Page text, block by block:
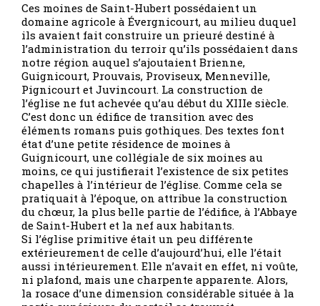
Ces moines de Saint-Hubert possédaient un
domaine agricole à Évergnicourt, au milieu duquel
ils avaient fait construire un prieuré destiné à
l’administration du terroir qu’ils possédaient dans
notre région auquel s’ajoutaient Brienne,
Guignicourt, Prouvais, Proviseux, Menneville,
Pignicourt et Juvincourt. La construction de
l’église ne fut achevée qu’au début du XIIIe siècle.
C’est donc un édifice de transition avec des
éléments romans puis gothiques. Des textes font
état d’une petite résidence de moines à
Guignicourt, une collégiale de six moines au
moins, ce qui justifierait l’existence de six petites
chapelles à l’intérieur de l’église. Comme cela se
pratiquait à l’époque, on attribue la construction
du chœur, la plus belle partie de l’édifice, à l’Abbaye
de Saint-Hubert et la nef aux habitants.
Si l’église primitive était un peu différente
extérieurement de celle d’aujourd’hui, elle l’était
aussi intérieurement. Elle n’avait en effet, ni voûte,
ni plafond, mais une charpente apparente. Alors,
la rosace d’une dimension considérable située à la